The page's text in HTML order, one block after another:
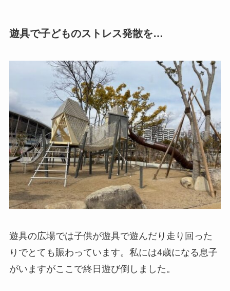
遊具で子どものストレス発散を…
遊具の広場では子供が遊具で遊んだり走り回った
りでとても賑わっています。私には4歳になる息子
がいますがここで終日遊び倒しました。